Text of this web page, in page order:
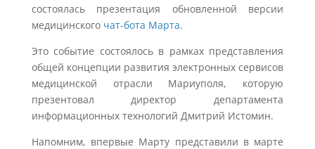
состоялась презентация обновленной версии
медицинского чат-бота Марта.
Это событие состоялось в рамках представления
общей концепции развития электронных сервисов
медицинской отрасли Мариуполя, которую
презентовал директор департамента
информационных технологий Дмитрий Истомин.
Напомним, впервые Марту представили в марте